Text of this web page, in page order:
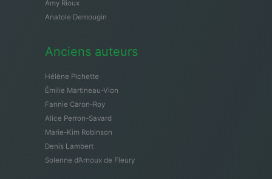
Amy Rioux
Anatole Demougin
Anciens auteurs
Hélène Pichette
Émilie Martineau-Vion
Fannie Caron-Roy
Alice Perron-Savard
Marie-Kim Robinson
Denis Lambert
Solenne d’Arnoux de Fleury